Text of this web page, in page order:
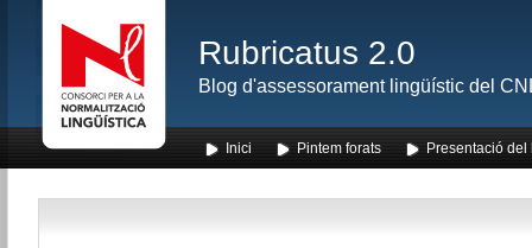
Rubricatus 2.0
Blog d'assessorament lingüístic del
Inici Pintem forats Presentació del